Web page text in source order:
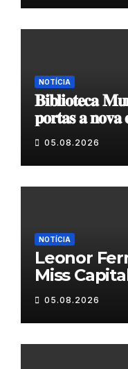
NOTÍCIA
𝐁𝐢𝐛𝐥𝐢𝐨𝐭𝐞𝐜𝐚
𝐩𝐨𝐫𝐭𝐚𝐬 𝐚 𝐧𝐨𝐯𝐚
𝐝𝐮𝐫𝐚𝐧𝐭𝐞 𝐨 𝐦𝐞̂𝐬
05.08.2026
NOTÍCIA
Leonor
Miss
05.08.2026